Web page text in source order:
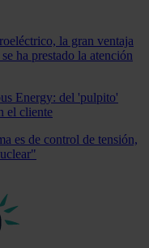
la gran ventaja
ha prestado la atención
Energy: del 'pulpito'
el cliente
es de control de tensión,